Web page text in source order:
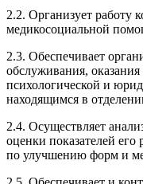
2.2. Организует работу
медикосоциальной
2.3. Обеспечивает
обслуживания,
психологической и
находящимся в
2.4. Осуществляет
оценки показателей
по улучшению форм и